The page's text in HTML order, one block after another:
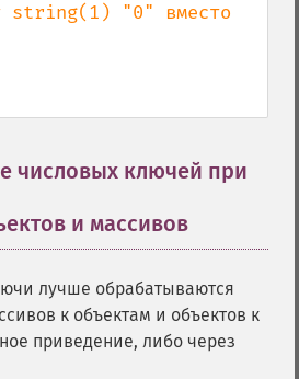
string(1) "0" вместо
числовых ключей при
и массивов
лучше обрабатываются
к объектам и объектов к
приведение, либо через